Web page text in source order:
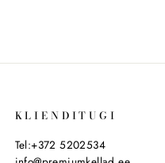
KLIENDITUGI
Tel:+372 5202534